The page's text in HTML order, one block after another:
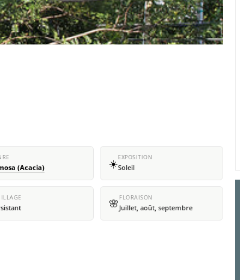
(Acacia) ☀️EXPOSITION
Soleil
🌸 FLORAISON
Juillet, août, septembre